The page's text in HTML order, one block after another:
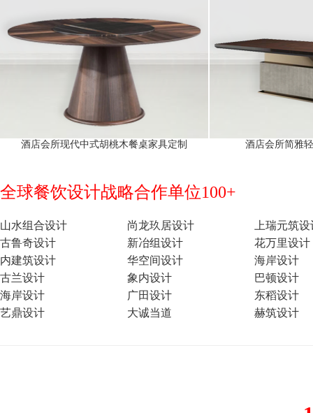
酒店会所现代中式胡桃木餐桌家具定制 酒店会所简雅
全球餐饮设计战略合作单位100+
山水组合设计 尚龙玖居设计
上瑞元筑
古鲁奇设计
新冶组设计
花万里设计
内建筑设计
华空间设计
海岸设计
古兰设计
象内设计
巴顿设计
海岸设计
广田设计
东稻设计
艺鼎设计
大诚当道 赫筑设计